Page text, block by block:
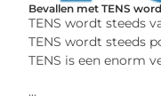
Bevallen met TENS
TENS wordt steeds
TENS wordt steeds
TENS is een enorm
...